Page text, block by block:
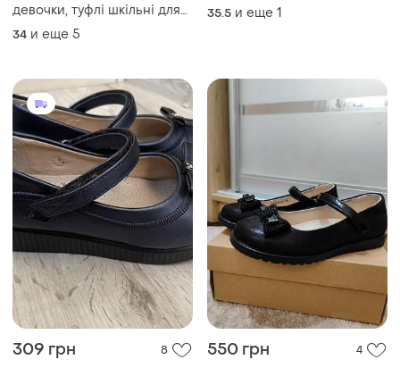
девочки, туфлі шкільні для
дівчинки, школьные чёрные
туфельки девочки
34 и еще 5
35.5 и еще 1
309 грн 8 550 грн 4